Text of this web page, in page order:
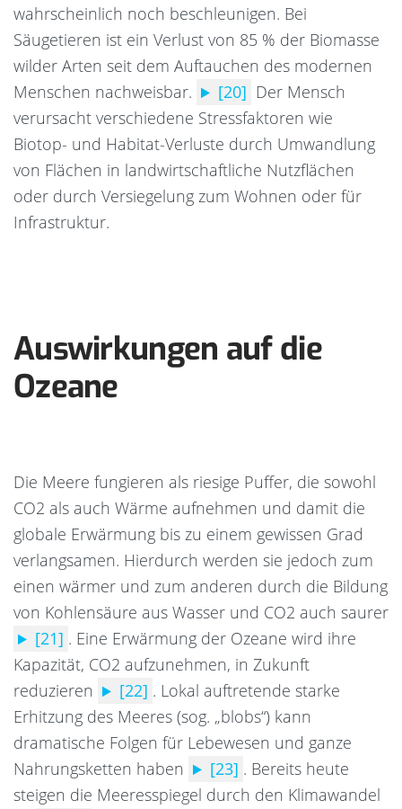
wahrscheinlich noch beschleunigen. Bei
Säugetieren ist ein Verlust von 85 % der Biomasse
wilder Arten seit dem Auftauchen des modernen
Menschen nachweisbar.
[20] Der Mensch
verursacht verschiedene Stressfaktoren wie
Biotop- und Habitat-Verluste durch Umwandlung
von Flächen in landwirtschaftliche Nutzflächen
oder durch Versiegelung zum Wohnen oder für
Infrastruktur.
Auswirkungen auf die
Ozeane
Die Meere fungieren als riesige Puffer, die sowohl
CO2 als auch Wärme aufnehmen und damit die
globale Erwärmung bis zu einem gewissen Grad
verlangsamen. Hierdurch werden sie jedoch zum
einen wärmer und zum anderen durch die Bildung
von Kohlensäure aus Wasser und CO2 auch saurer
[21] . Eine Erwärmung der Ozeane wird ihre
Kapazität, CO2 aufzunehmen, in Zukunft
reduzieren
[22] . Lokal auftretende starke
Erhitzung des Meeres (sog. „blobs“) kann
dramatische Folgen für Lebewesen und ganze
Nahrungsketten haben
[23] . Bereits heute
steigen die Meeresspiegel durch den Klimawandel